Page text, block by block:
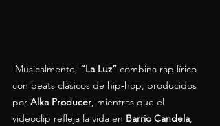
Musicalmente, “La Luz” combina rap lírico
con beats clásicos de hip‑hop, producidos
por Alka Producer, mientras que el
videoclip refleja la vida en Barrio Candela,